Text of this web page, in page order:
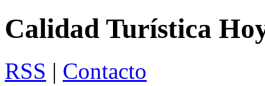
Calidad Turística
RSS | Contacto